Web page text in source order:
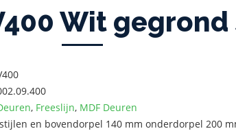
Wit
, Freeslijn, MDF Deuren
en bovendorpel 140 mm onderdorpel 200